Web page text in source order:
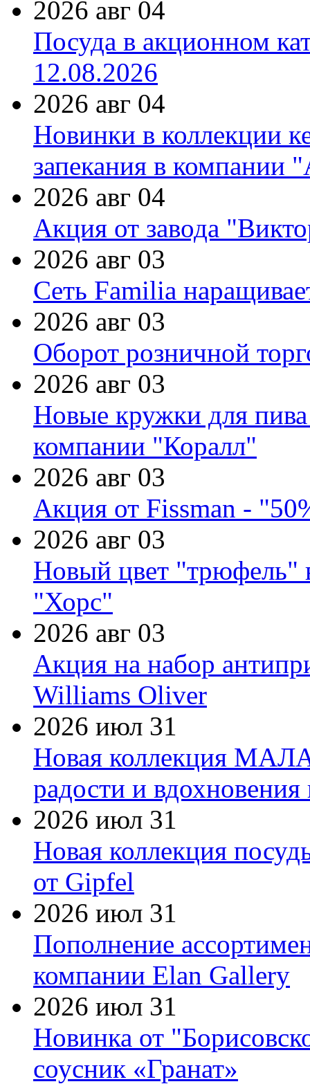
2026 авг 04
Посуда в акционном
12.08.2026
2026 авг 04
Новинки в коллекции
запекания в компании
2026 авг 04
Акция от завода
2026 авг 03
Сеть Familia
2026 авг 03
Оборот розничной
2026 авг 03
Новые кружки для
компании "Коралл"
2026 авг 03
Акция от Fissman -
2026 авг 03
Новый цвет "трюфель"
"Хорс"
2026 авг 03
Акция на набор
Williams Oliver
2026 июл 31
Новая коллекция
радости и
2026 июл 31
Новая коллекция
от Gipfel
2026 июл 31
Пополнение
компании Elan Gallery
2026 июл 31
Новинка от
соусник «Гранат»